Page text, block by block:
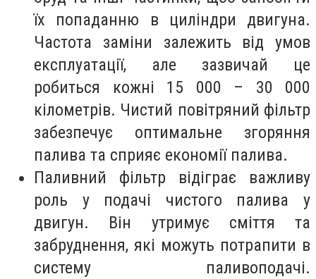
їх попаданню в циліндри двигуна.
Частота заміни залежить від умов
експлуатації, але зазвичай це
робиться кожні 15 000 – 30 000
кілометрів. Чистий повітряний фільтр
забезпечує оптимальне згоряння
палива та сприяє економії палива.
Паливний фільтр відіграє важливу
роль у подачі чистого палива у
двигун. Він утримує сміття та
забруднення, які можуть потрапити в
систему паливоподачі.